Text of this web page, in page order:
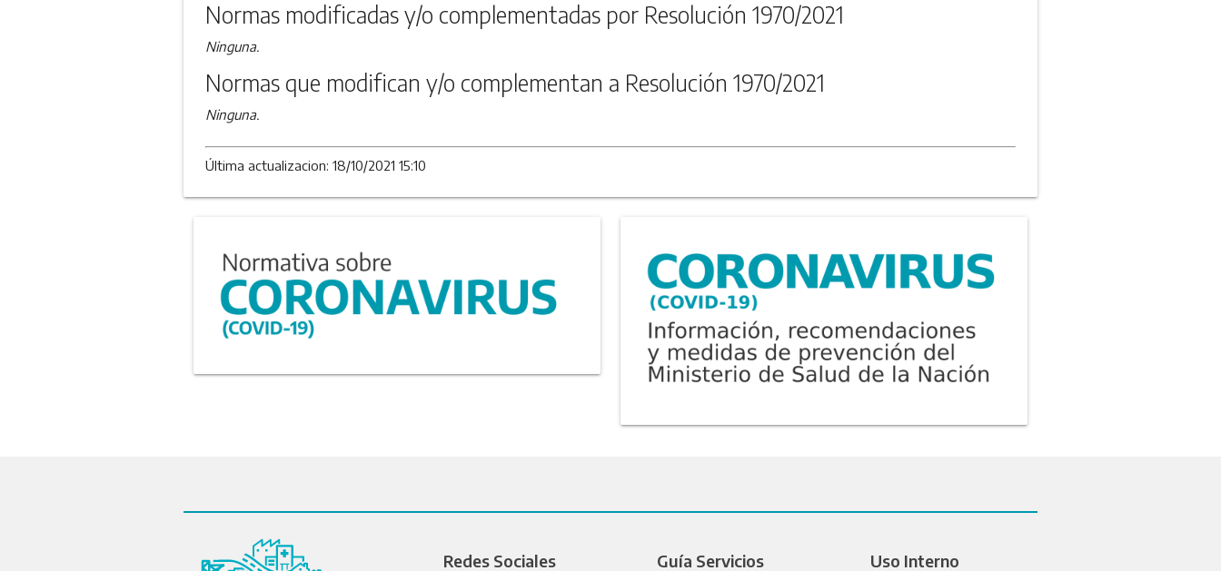
Normas modificadas y/o complementadas por Resolución 1970/2021
Ninguna.
Normas que modifican y/o complementan a Resolución 1970/2021
Ninguna.
Última actualizacion: 18/10/2021 15:10
Redes Sociales Guía Servicios Uso Interno